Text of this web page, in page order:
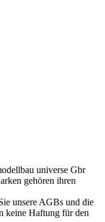
universe Gbr
gehören ihren
unsere AGBs und die
keine Haftung für den